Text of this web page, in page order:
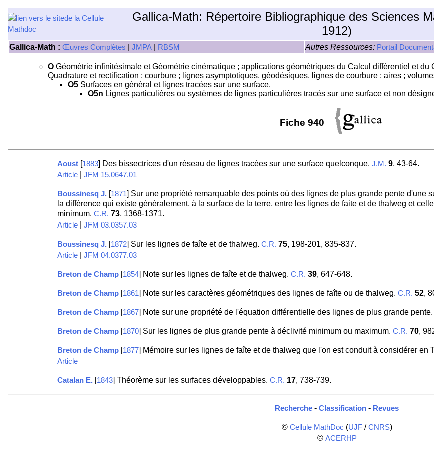
Gallica-Math: Répertoire Bibliographique des Sciences
1912)
Gallica-Math : Œuvres Complètes JMPA RBSM Autres Ressources: Portail
O Géométrie infinitésimale et Géométrie cinématique ; applications géométriques du Calcul différentiel et
Quadrature et rectification ; courbure ; lignes asymptotiques, géodésiques, lignes de courbure ; aires ;
O5 Surfaces en général et lignes tracées sur une surface.
O5n Lignes particulières ou systèmes de lignes particulières tracés sur une surface et non
Fiche 940
Aoust [1883] Des bissectrices d'un réseau de lignes tracées sur une surface quelconque. J.M. 9, 43-64.
Article| JFM 15.0647.01
Boussinesq J. [1871] Sur une propriété remarquable des points où des lignes de plus grande pente d'une
la différence qui existe généralement, à la surface de la terre, entre les lignes de faite et de thalweg et
minimum. C.R. 73, 1368-1371.
Article| JFM 03.0357.03
Boussinesq J. [1872] Sur les lignes de faîte et de thalweg. C.R. 75, 198-201, 835-837.
Article| JFM 04.0377.03
Breton de Champ [1854] Note sur les lignes de faîte et de thalweg. C.R. 39, 647-648.
Breton de Champ [1861] Note sur les caractères géométriques des lignes de faîte ou de thalweg. C.R. 52,
Breton de Champ [1867] Note sur une propriété de l'équation différentielle des lignes de plus grande pente.
Breton de Champ [1870] Sur les lignes de plus grande pente à déclivité minimum ou maximum. C.R. 70,
Breton de Champ [1877] Mémoire sur les lignes de faîte et de thalweg que l'on est conduit à considérer en
Article
Catalan E. [1843] Théorème sur les surfaces développables. C.R. 17, 738-739.
Recherche - Classification - Revues
© Cellule MathDoc (UJF/CNRS)
© ACERHP